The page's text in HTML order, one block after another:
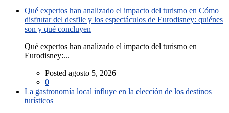
Qué expertos han analizado el impacto del turismo en Cómo
disfrutar del desfile y los espectáculos de Eurodisney: quiénes
son y qué concluyen
Qué expertos han analizado el impacto del turismo en
Eurodisney:...
Posted agosto 5, 2026
0
La gastronomía local influye en la elección de los destinos
turísticos